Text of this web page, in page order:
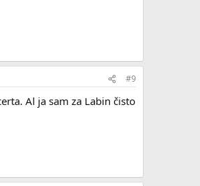
#9
Al ja sam za Labin čisto